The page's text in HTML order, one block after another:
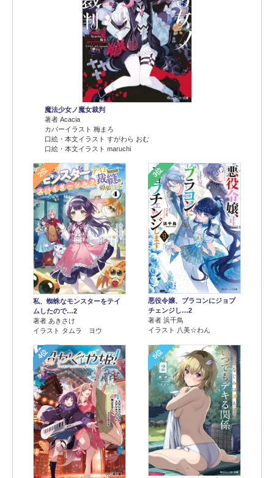
魔法少女ノ魔女裁判
著者 Acacia
カバーイラスト 梅まろ
口絵・本文イラスト すがわら おむ
口絵・本文イラスト maruchi
2位
私、蜘蛛なモンスターをテイ
ムしたので…2
著者 あきさけ
イラスト タムラ ヨウ
3位
悪役令嬢、ブラコンにジョブ
チェンジし…2
著者 浜千鳥
イラスト 八美☆わん
4位 5位